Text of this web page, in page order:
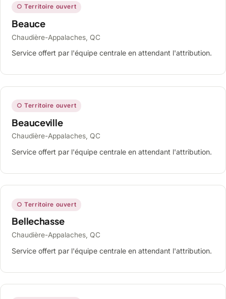
○ Territoire ouvert
Beauce
Chaudière-Appalaches, QC
Service offert par l'équipe centrale en attendant l'attribution.
○ Territoire ouvert
Beauceville
Chaudière-Appalaches, QC
Service offert par l'équipe centrale en attendant l'attribution.
○ Territoire ouvert
Bellechasse
Chaudière-Appalaches, QC
Service offert par l'équipe centrale en attendant l'attribution.